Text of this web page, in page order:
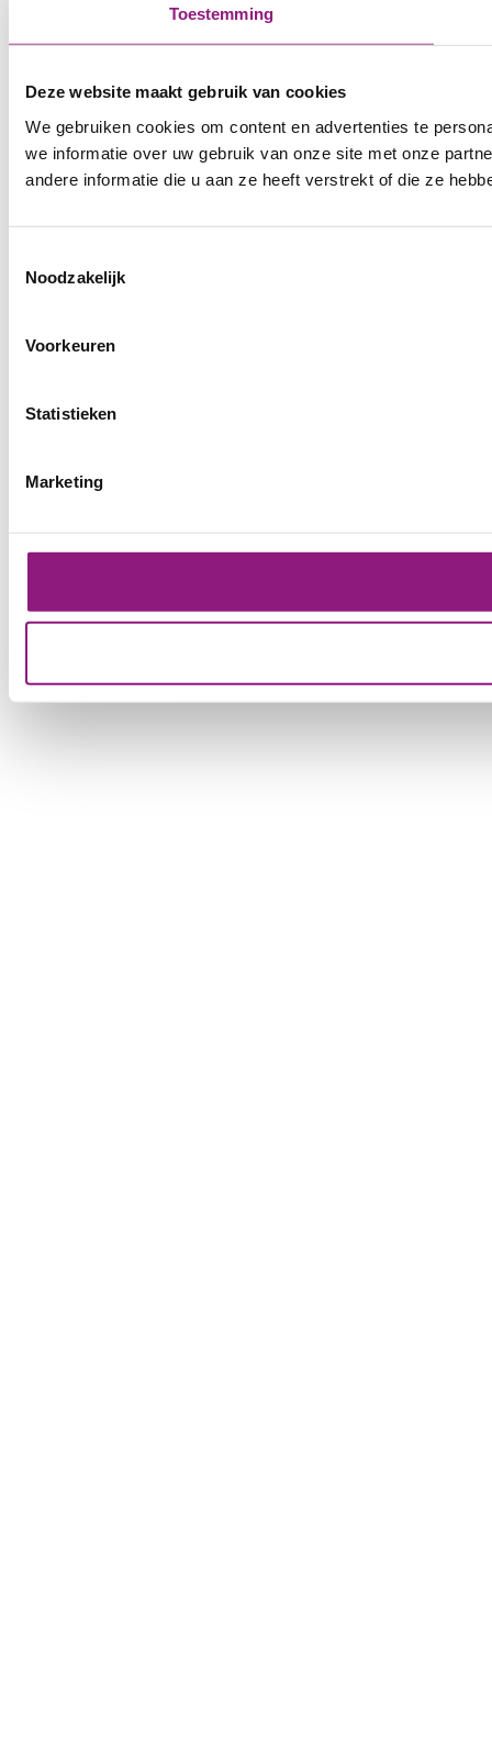
Toestemming
Deze website maakt gebruik van cookies
We gebruiken cookies om content en advertenties te
we informatie over uw gebruik van onze site met onze
andere informatie die u aan ze heeft verstrekt of die ze
Noodzakelijk
Voorkeuren
Statistieken
Marketing